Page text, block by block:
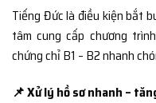
Tiếng Đức là điều kiện bắt
tâm cung cấp chương
chứng chỉ B1 – B2 nhanh
📌 Xử lý hồ sơ nhanh –